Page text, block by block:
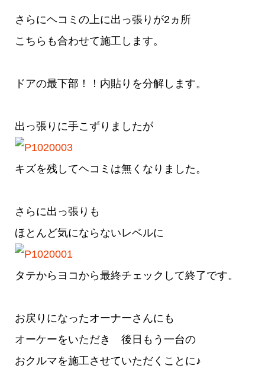
さらにヘコミの上に出っ張りが2ヵ所
こちらも合わせて施工します。
ドアの最下部！！内貼りを分解します。
出っ張りに手こずりましたが
キズを残してヘコミは無くなりました。
さらに出っ張りも
ほとんど気にならないレベルに
タテからヨコから最終チェックして終了です。
お戻りになったオーナーさんにも
オーケーをいただき 後日もう一台の
おクルマを施工させていただくことに♪